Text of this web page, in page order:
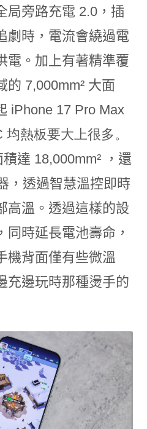
局旁路充電 2.0，插
劇時，電流會繞過電
電。加上有著精準覆
的 7,000mm² 大面
iPhone 17 Pro Max
均熱板要大上很多。
達 18,000mm² ，還
，透過智慧溫控即時
高溫。透過這樣的設
同時延長電池壽命，
機背面僅有些微溫
充邊玩時那種燙手的